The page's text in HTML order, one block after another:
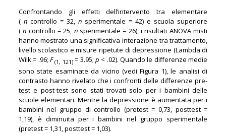
Confrontando gli effetti dell’intervento tra elementare
( ncontrollo = 32, n sperimentale = 42) e scuola superiore
(n controllo = 25, nsperimentale = 26), i risultati ANOVA misti
hanno mostrato una significativa interazione tra trattamento,
livello scolastico e misure ripetute di depressione (Lambda di
Wilk = .96; F(1, 121)= 3.95; p < .02). Quando le differenze medie
sono state esaminate da vicino (vedi Figura 1), le analisi di
contrasto hanno rivelato che i confronti delle differenze pre-
test e post-test sono stati trovati solo per i bambini delle
scuole elementari. Mentre la depressione è aumentata per i
bambini nel gruppo di controllo (pretest = 0,73, posttest =
1,19), è diminuita per i bambini nel gruppo sperimentale
(pretest = 1,31, posttest = 1,03).